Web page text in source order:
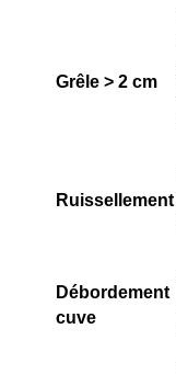
Grêle > 2 cm
Ruissellement
Débordement
cuve